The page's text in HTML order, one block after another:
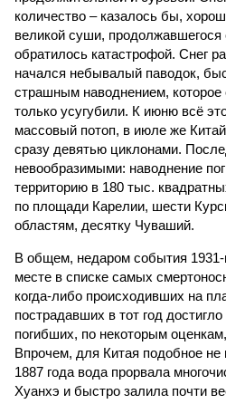
количество – казалось бы,
великой суши, продолжавшегося
обратилось катастрофой. Снег
начался небывалый паводок,
страшным наводнением,
только усугубили. К июню всё
массовый потоп, в июле же
сразу девятью циклонами.
невообразимыми: наводнение
территорию в 180 тыс.
по площади Карелии, шести
областям, десятку Чуваший.
В общем, недаром события 1931-
месте в списке самых
когда-либо происходивших на
пострадавших в тот год
погибших, по некоторым
Впрочем, для Китая подобное не
1887 года вода прорвала
Хуанхэ и быстро залила почти